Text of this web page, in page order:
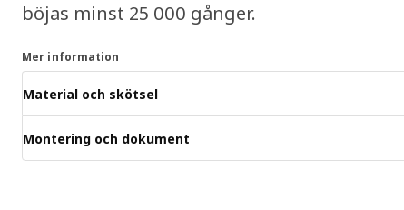
böjas minst 25 000 gånger.
Mer information
Material och skötsel
Montering och dokument